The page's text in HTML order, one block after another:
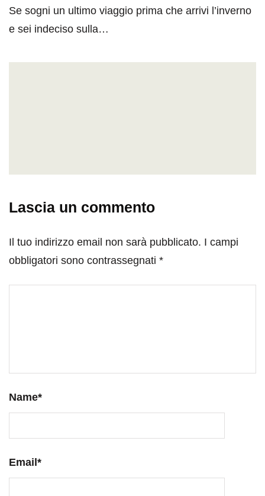
Se sogni un ultimo viaggio prima che arrivi l’inverno
e sei indeciso sulla…
Lascia un commento
Il tuo indirizzo email non sarà pubblicato. I campi
obbligatori sono contrassegnati *
Name*
Email*